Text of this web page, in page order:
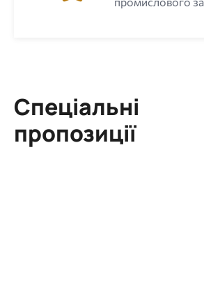
Спеціальні
пропозиції